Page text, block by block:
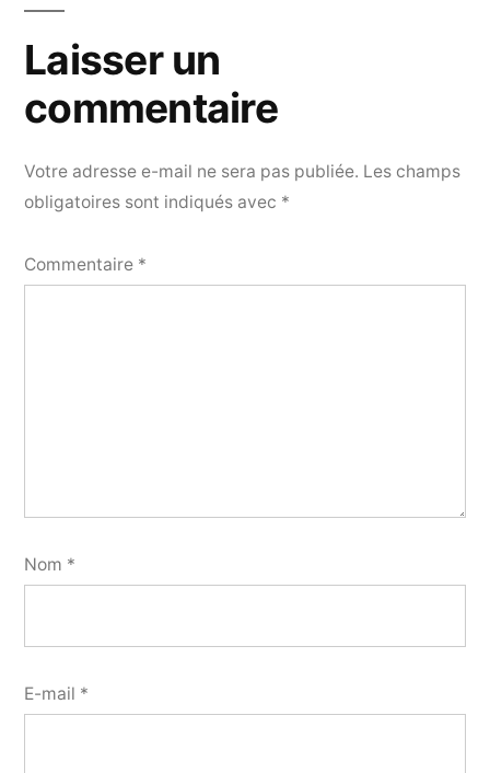
Laisser un
commentaire
Votre adresse e-mail ne sera pas publiée. Les champs
obligatoires sont indiqués avec *
Commentaire *
Nom *
E-mail *